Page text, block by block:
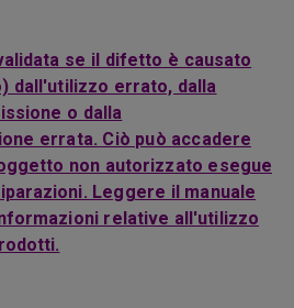
se il difetto è causato
dall'utilizzo errato, dalla
o dalla
errata. Ciò può accadere
non autorizzato esegue
Leggere il manuale
relative all'utilizzo